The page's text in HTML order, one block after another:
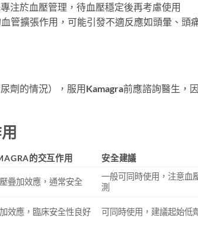
注於血壓管理，待血壓穩定後再考慮使用
管擴張作用，可能引發不適反應如頭暈、頭
劑的情況），服用Kamagra前應諮詢醫生，
的交互作用 安全建議
疊加效應，通常安全
一般可同時使用，注意血
測
效應，臨床安全性良好 可同時使用，建議起始低